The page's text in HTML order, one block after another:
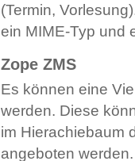
(Termin,
ein MIME-Typ und
Zope ZMS
Es können eine
werden. Diese
im Hierachiebaum
angeboten werden.